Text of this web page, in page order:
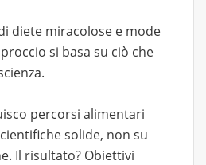
diete miracolose e mode
si basa su ciò che
percorsi alimentari
solide, non su
Il risultato? Obiettivi